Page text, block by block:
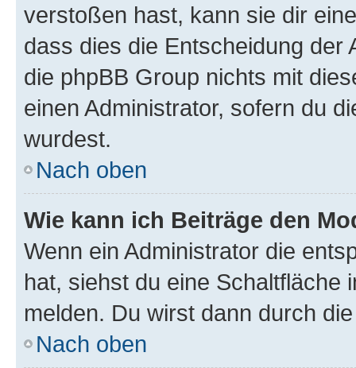
verstoßen hast, kann sie dir
dass dies die Entscheidung der
die phpBB Group nichts mit
einen Administrator, sofern du
wurdest.
Nach oben
Wie kann ich Beiträge den
Wenn ein Administrator die
hat, siehst du eine Schaltfläche
melden. Du wirst dann durch
Nach oben